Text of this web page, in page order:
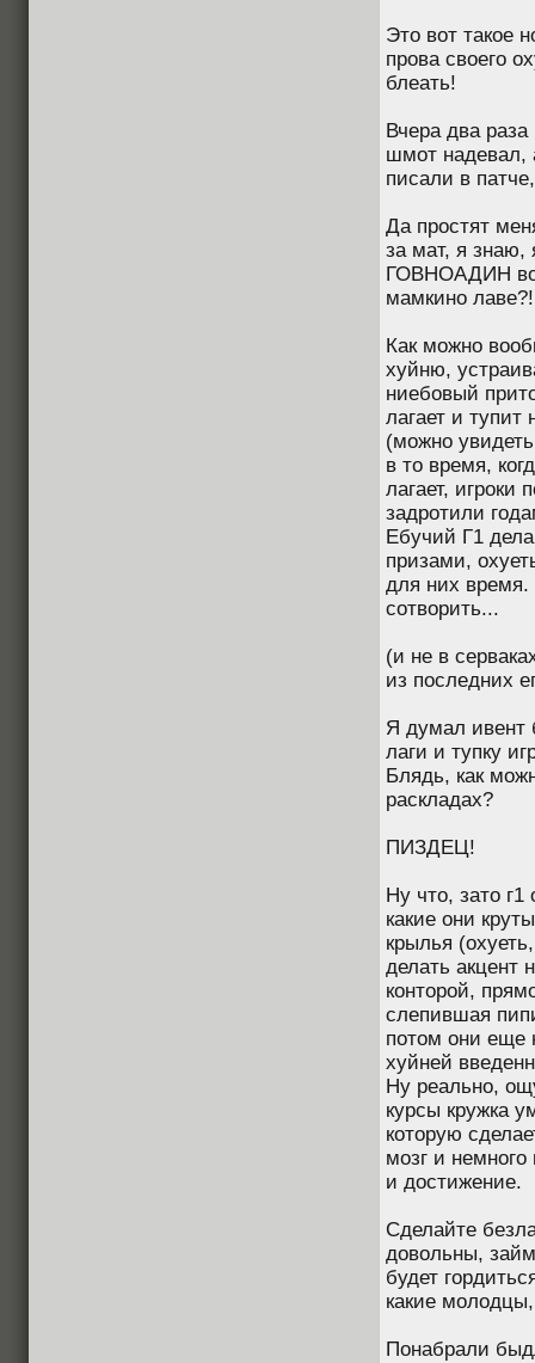
Это вот такое
прова своего
блеать!
Вчера два
шмот надевал,
писали в
Да простят
за мат, я
ГОВНОАДИН
мамкино
Как можно
хуйню,
ниебовый
лагает и
(можно
в то время,
лагает, игроки
задротили
Ебучий Г1
призами,
для них время.
сотворить...
(и не в
из последних
Я думал ивент
лаги и тупку
Блядь, как
раскладах?
ПИЗДЕЦ!
Ну что, зато г1
какие они
крылья
делать акцент
конторой,
слепившая
потом они еще
хуйней
Ну реально,
курсы кружка
которую
мозг и немного
и достижение.
Сделайте
довольны,
будет
какие
Понабрали